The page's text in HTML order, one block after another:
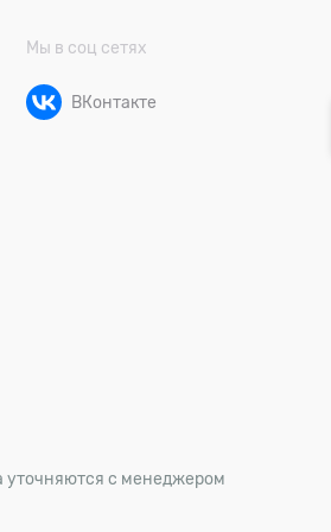
Мы в соц сетях
ВКонтакте
уточняются с менеджером